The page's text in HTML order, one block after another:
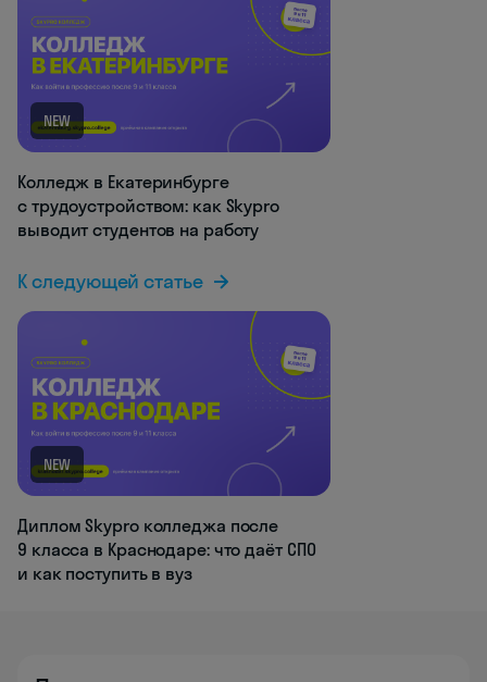
NEW
Колледж в Екатеринбурге
с трудоустройством: как Skypro
выводит студентов на работу
К следующей статье
NEW
Диплом Skypro колледжа после
9 класса в Краснодаре: что даёт СПО
и как поступить в вуз